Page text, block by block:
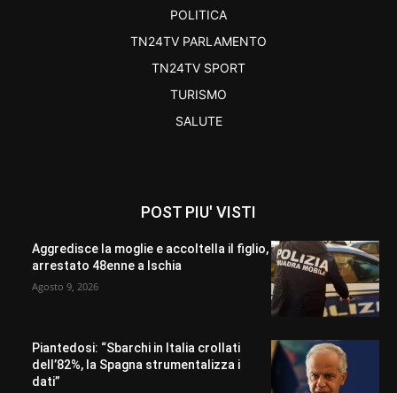
POLITICA
TN24TV PARLAMENTO
TN24TV SPORT
TURISMO
SALUTE
POST PIU' VISTI
Aggredisce la moglie e accoltella il figlio,
arrestato 48enne a Ischia
Agosto 9, 2026
Piantedosi: “Sbarchi in Italia crollati
dell’82%, la Spagna strumentalizza i
dati”